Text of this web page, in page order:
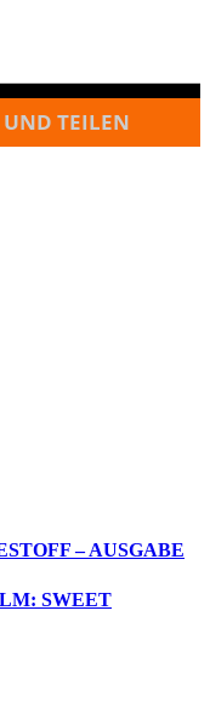
TEILEN
– AUSGABE
SWEET